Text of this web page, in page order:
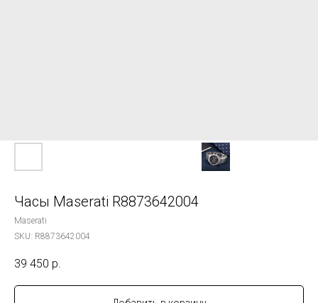
Часы Maserati R8873642004
Maserati
SKU: R8873642004
39 450 р.